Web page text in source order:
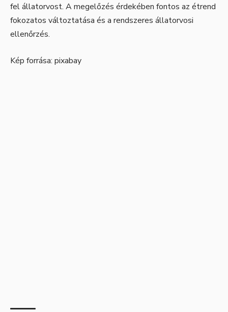
fel állatorvost. A megelőzés érdekében fontos az étrend
fokozatos változtatása és a rendszeres állatorvosi
ellenőrzés.
Kép forrása: pixabay